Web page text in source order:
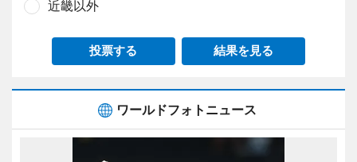
近畿以外
投票する 結果を見る
ワールドフォトニュース